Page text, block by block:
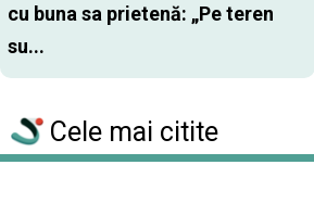
cu buna sa prietenă: „Pe teren
su...
Cele mai citite